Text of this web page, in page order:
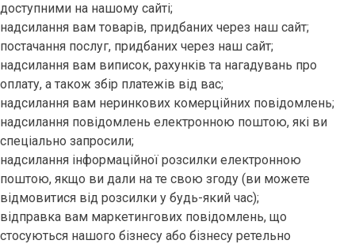
доступними на нашому сайті;
надсилання вам товарів, придбаних через наш сайт;
постачання послуг, придбаних через наш сайт;
надсилання вам виписок, рахунків та нагадувань про
оплату, а також збір платежів від вас;
надсилання вам неринкових комерційних повідомлень;
надсилання повідомлень електронною поштою, які ви
спеціально запросили;
надсилання інформаційної розсилки електронною
поштою, якщо ви дали на те свою згоду (ви можете
відмовитися від розсилки у будь-який час);
відправка вам маркетингових повідомлень, що
стосуються нашого бізнесу або бізнесу ретельно